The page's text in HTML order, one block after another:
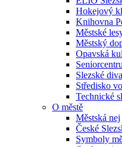
Hokejový
Knihovna
Městské
Městský
Opavská
Slezské
Středisko
Technické
O městě
Městská nej
České
Symboly